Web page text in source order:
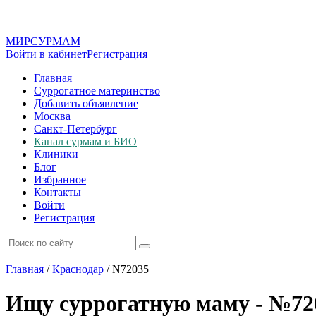
МИРСУРМАМ
Войти в кабинетРегистрация
Главная
Суррогатное материнство
Добавить объявление
Москва
Санкт-Петербург
Канал сурмам и БИО
Клиники
Блог
Избранное
Контакты
Войти
Регистрация
Главная / Краснодар /N72035
Ищу суррогатную маму -